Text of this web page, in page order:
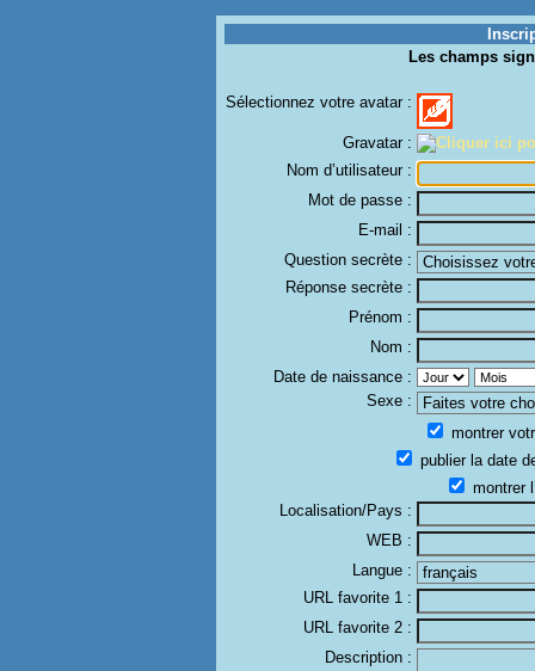
Les champs
Sélectionnez votre avatar :
Gravatar :
Nom d’utilisateur :
Mot de passe :
E-mail :
Question secrète :
Réponse secrète :
Prénom :
Nom :
Date de naissance :
Sexe :
montrer
publier la date
montrer
Localisation/Pays :
WEB :
Langue :
URL favorite 1 :
URL favorite 2 :
Description :